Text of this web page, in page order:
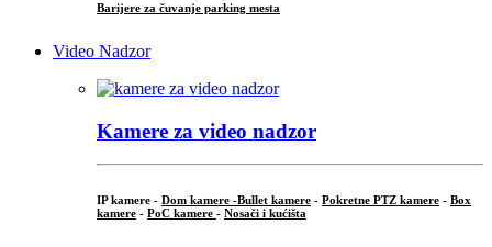
Barijere za čuvanje parking mesta
Video Nadzor
Kamere za video nadzor
IP kamere - Dom kamere -Bullet kamere - Pokretne PTZ kamere - Box
kamere - PoC kamere - Nosači i kućišta